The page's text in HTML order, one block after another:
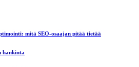
mitä SEO-osaajan pitää tietää
hankinta